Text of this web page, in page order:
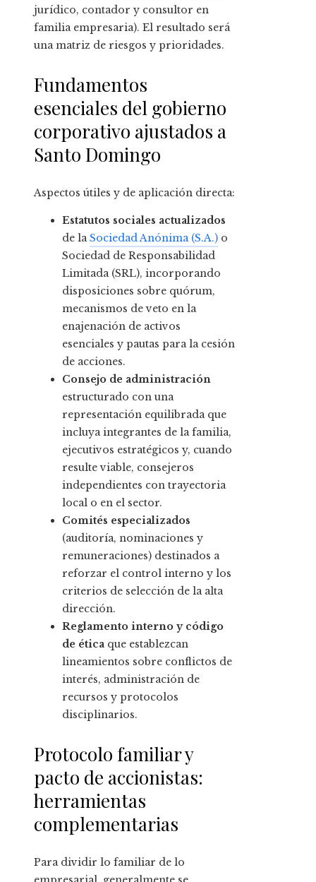
jurídico, contador y consultor en
familia empresaria). El resultado será
una matriz de riesgos y prioridades.
Fundamentos
esenciales del gobierno
corporativo ajustados a
Santo Domingo
Aspectos útiles y de aplicación directa:
Estatutos sociales actualizados
de laSociedad Anónima (S.A.) o
Sociedad de Responsabilidad
Limitada (SRL), incorporando
disposiciones sobre quórum,
mecanismos de veto en la
enajenación de activos
esenciales y pautas para la cesión
de acciones.
Consejo de administración
estructurado con una
representación equilibrada que
incluya integrantes de la familia,
ejecutivos estratégicos y, cuando
resulte viable, consejeros
independientes con trayectoria
local o en el sector.
Comités especializados
(auditoría, nominaciones y
remuneraciones) destinados a
reforzar el control interno y los
criterios de selección de la alta
dirección.
Reglamento interno y código
de ética que establezcan
lineamientos sobre conflictos de
interés, administración de
recursos y protocolos
disciplinarios.
Protocolo familiar y
pacto de accionistas:
herramientas
complementarias
Para dividir lo familiar de lo